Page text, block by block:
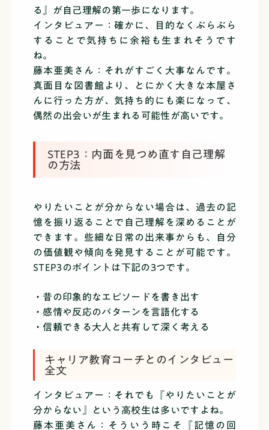
る』が自己理解の第一歩になります。
インタビュアー：確かに、目的なくぶらぶら
することで気持ちに余裕も生まれそうです
ね。
藤本亜美さん：それがすごく大事なんです。
真面目な図書館より、とにかく大きな本屋さ
んに行った方が、気持ち的にも楽になって、
偶然の出会いが生まれる可能性が高いです。
STEP3：内面を見つめ直す自己理解
の方法
やりたいことが分からない場合は、過去の記
憶を振り返ることで自己理解を深めることが
できます。些細な日常の出来事からも、自分
の価値観や傾向を発見することが可能です。
STEP3のポイントは下記の3つです。
・昔の印象的なエピソードを書き出す
・感情や反応のパターンを言語化する
・信頼できる大人と共有して深く考える
キャリア教育コーチとのインタビュー
全文
インタビュアー：それでも『やりたいことが
分からない』という高校生は多いですよね。
藤本亜美さん：そういう時こそ『記憶の回